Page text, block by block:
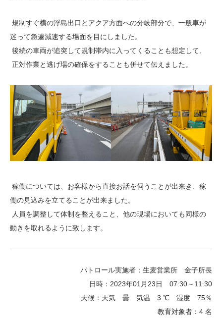
規制すぐ横の浮島出口とアクア方面への分岐部分で、一般車が
迷って急遽減速する場面を目にしました。
後続の車両が追突して規制帯内に入ってくることも想定して、
正対作業と逃げ場の確保をすることも併せて伝えました。
稼働については、お客様から直接お話を伺うことが出来き、稼
働の見込みを立てることが出来ました。
人員を調整して体制を整えること、他の現場においても同様の
動きを取れるように致します。
パトロール実施者：生麦営業所 金子所長
日時：2023年01月23日 07:30～11:30
天候：天気 曇 気温 3 ℃ 湿度 75％
教育対象者：4 名